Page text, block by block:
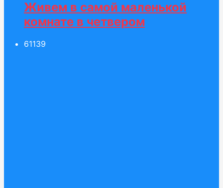
Живем в самой маленькой
комнате в четвером
61139